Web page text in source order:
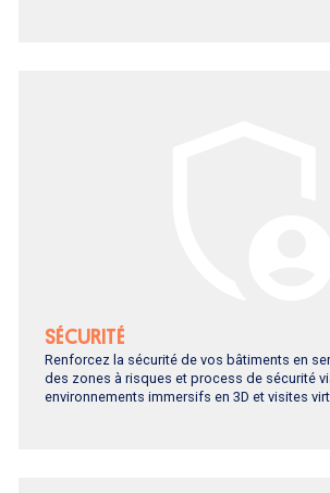
SÉCURITÉ
Renforcez la sécurité de vos bâtiments en
des zones à risques et process de sécurité
environnements immersifs en 3D et visites